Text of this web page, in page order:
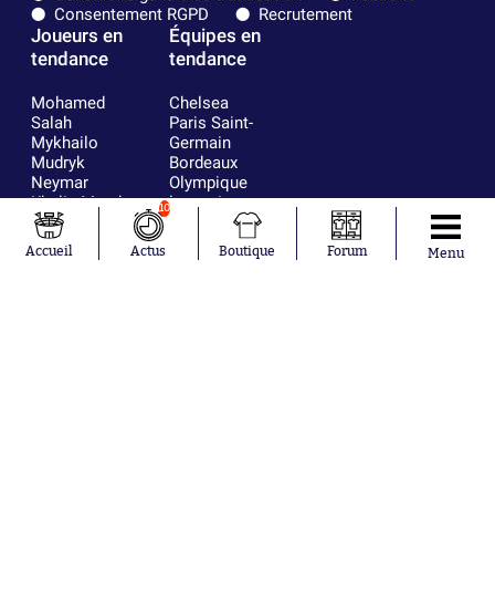
Consentement RGPD
Recrutement
Joueurs en
tendance
Mohamed
Salah
Mykhailo
Mudryk
Neymar
Khalis Merah
Loïs Openda
Moussa
Niakhaté
Équipes en
tendance
Chelsea
Paris Saint-
Germain
Bordeaux
Olympique
lyonnais
Real Madrid
RC Strasbourg
Accueil
10
Actus Boutique Forum Menu